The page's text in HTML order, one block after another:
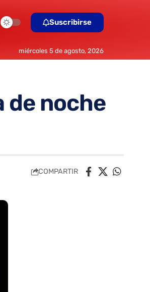
Suscribirse
miércoles 5 de agosto, 2026
de noche
COMPARTIR